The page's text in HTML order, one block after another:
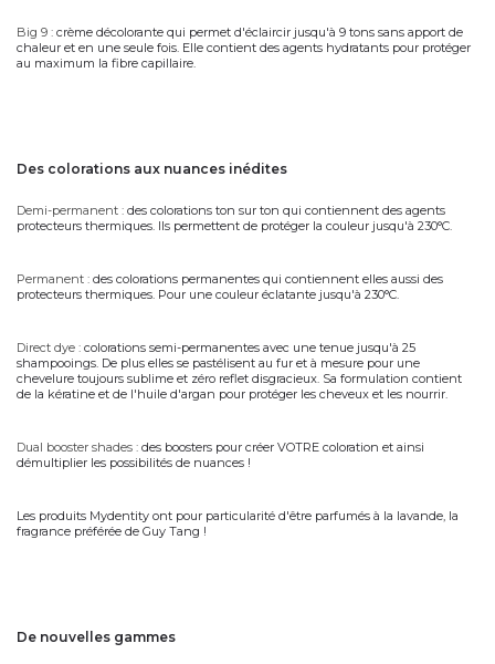
Big 9 : crème décolorante qui permet d'éclaircir jusqu'à 9 tons sans apport de
chaleur et en une seule fois. Elle contient des agents hydratants pour protéger
au maximum la fibre capillaire.
des colorations aux nuances inédites
Demi-permanent : des colorations ton sur ton qui contiennent des agents
protecteurs thermiques. Ils permettent de protéger la couleur jusqu'à 230°C.
Permanent : des colorations permanentes qui contiennent elles aussi des
protecteurs thermiques. Pour une couleur éclatante jusqu'à 230°C.
Direct dye : colorations semi-permanentes avec une tenue jusqu'à 25
shampooings. De plus elles se pastélisent au fur et à mesure pour une
chevelure toujours sublime et zéro reflet disgracieux. Sa formulation contient
de la kératine et de l'huile d'argan pour protéger les cheveux et les nourrir.
Dual booster shades : des boosters pour créer VOTRE coloration et ainsi
démultiplier les possibilités de nuances !
Les produits Mydentity ont pour particularité d'être parfumés à la lavande, la
fragrance préférée de Guy Tang !
de nouvelles gammes